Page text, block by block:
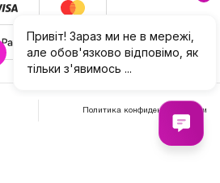
Политика конфиденциальности